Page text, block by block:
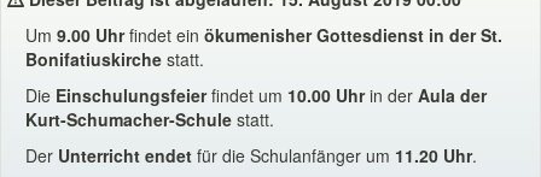
Um 9.00 Uhrfindet ein ökumenisher Gottesdienst in der St.
Bonifatiuskirche statt.
Die Einschulungsfeierfindet um 10.00 Uhrin der Aula der
Kurt-Schumacher-Schule statt.
Der Unterricht endet für die Schulanfänger um 11.20 Uhr.